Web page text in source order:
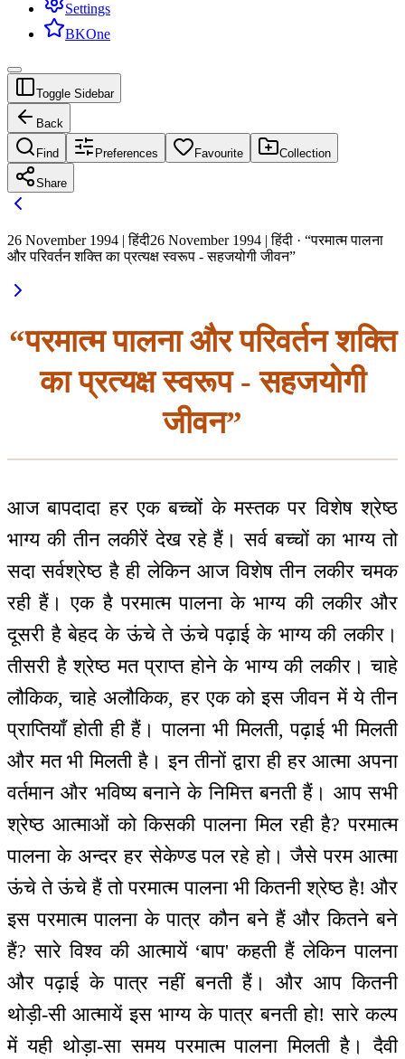
Settings
BKOne
Toggle Sidebar
Back
Find Preferences Favourite Collection
Share
26 November 1994 | हिंदी26 November 1994 | हिंदी · “परमात्म पालना
और परिवर्तन शक्ति का प्रत्यक्ष स्वरूप - सहजयोगी जीवन”
“परमात्म पालना और परिवर्तन शक्ति
का प्रत्यक्ष स्वरूप - सहजयोगी
जीवन”
आज बापदादा हर एक बच्चों के मस्तक पर विशेष श्रेष्ठ
भाग्य की तीन लकीरें देख रहे हैं। सर्व बच्चों का भाग्य तो
सदा सर्वश्रेष्ठ है ही लेकिन आज विशेष तीन लकीर चमक
रही हैं। एक है परमात्म पालना के भाग्य की लकीर और
दूसरी है बेहद के ऊंचे ते ऊंचे पढ़ाई के भाग्य की लकीर।
तीसरी है श्रेष्ठ मत प्राप्त होने के भाग्य की लकीर। चाहे
लौकिक, चाहे अलौकिक, हर एक को इस जीवन में ये तीन
प्राप्तियाँ होती ही हैं। पालना भी मिलती, पढ़ाई भी मिलती
और मत भी मिलती है। इन तीनों द्वारा ही हर आत्मा अपना
वर्तमान और भविष्य बनाने के निमित्त बनती हैं। आप सभी
श्रेष्ठ आत्माओं को किसकी पालना मिल रही है? परमात्म
पालना के अन्दर हर सेकेण्ड पल रहे हो। जैसे परम आत्मा
ऊंचे ते ऊंचे हैं तो परमात्म पालना भी कितनी श्रेष्ठ है! और
इस परमात्म पालना के पात्र कौन बने हैं और कितने बने
हैं? सारे विश्व की आत्मायें ‘बाप' कहती हैं लेकिन पालना
और पढ़ाई के पात्र नहीं बनती हैं। और आप कितनी
थोड़ी-सी आत्मायें इस भाग्य के पात्र बनती हो! सारे कल्प
में यही थोड़ा-सा समय परमात्म पालना मिलती है। दैवी